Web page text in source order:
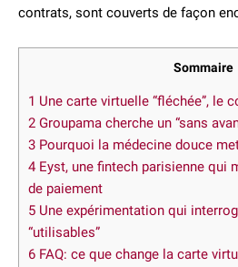
contrats, sont couverts de façon
Sommaire
1 Une carte virtuelle “fléchée”, le
2 Groupama cherche un “sans
3 Pourquoi la médecine douce
4 Eyst, une fintech parisienne qui
de paiement
5 Une expérimentation qui
“utilisables”
6 FAQ: ce que change la carte